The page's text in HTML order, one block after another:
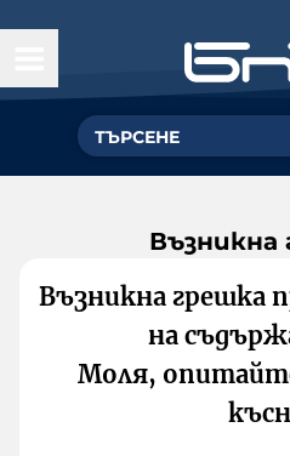
Възникна
Възникна грешка
на
Моля,